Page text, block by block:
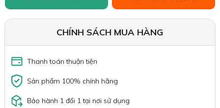
CHÍNH SÁCH MUA HÀNG
Thanh toán thuận tiện
Sản phẩm 100% chính hãng
Bảo hành 1 đổi 1 tại nơi sử dụng